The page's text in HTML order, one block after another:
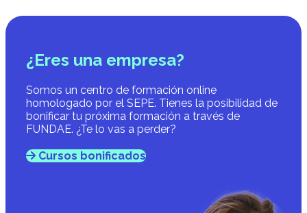
¿Eres una empresa?
Somos un centro de formación online
homologado por el SEPE. Tienes la posibilidad de
bonificar tu próxima formación a través de
FUNDAE. ¿Te lo vas a perder?
Cursos bonificados